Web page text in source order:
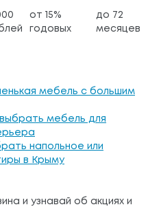
от 15%
годовых
до 72
месяцев
мебель с большим
мебель для
напольное или
в Крыму
и узнавай об акциях и